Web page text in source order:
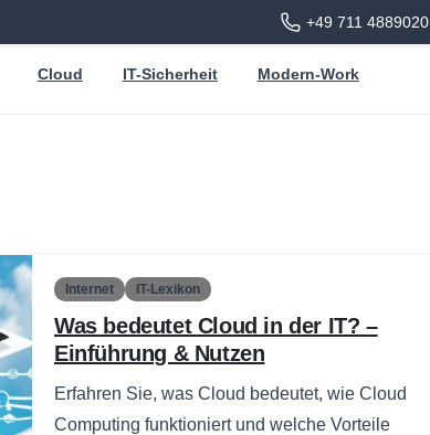
+49 711 4889020
Cloud IT-Sicherheit Modern-Work
Internet IT-Lexikon
Was bedeutet Cloud in der IT? –
Einführung & Nutzen
Erfahren Sie, was Cloud bedeutet, wie Cloud
Computing funktioniert und welche Vorteile